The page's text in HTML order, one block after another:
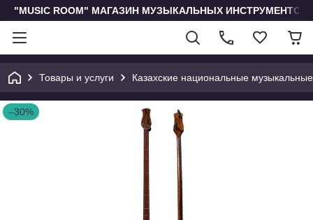
"MUSIC ROOM" МАГАЗИН МУЗЫКАЛЬНЫХ
Товары и услуги Казахские национальные
–30%